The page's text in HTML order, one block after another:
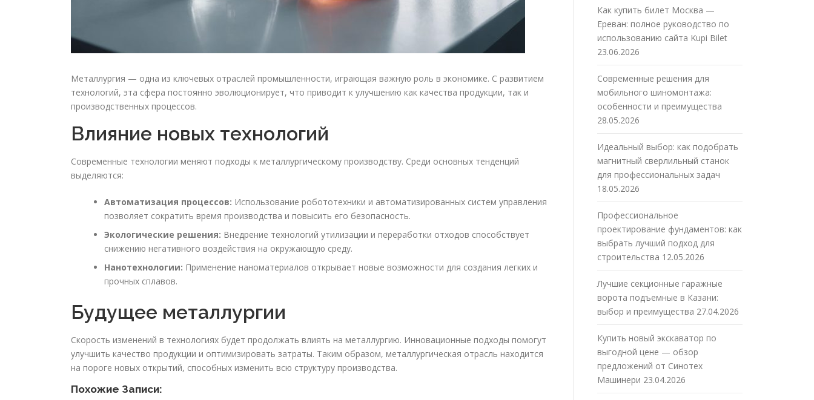
Металлургия — одна из ключевых отраслей промышленности, играющая важную роль в экономике. С развитием
технологий, эта сфера постоянно эволюционирует, что приводит к улучшению как качества продукции, так и
производственных процессов.
Влияние новых технологий
Современные технологии меняют подходы к металлургическому производству. Среди основных тенденций
выделяются:
Автоматизация процессов: Использование робототехники и автоматизированных систем управления
позволяет сократить время производства и повысить его безопасность.
Экологические решения: Внедрение технологий утилизации и переработки отходов способствует
снижению негативного воздействия на окружающую среду.
Нанотехнологии: Применение наноматериалов открывает новые возможности для создания легких и
прочных сплавов.
Будущее металлургии
Скорость изменений в технологиях будет продолжать влиять на металлургию. Инновационные подходы помогут
улучшить качество продукции и оптимизировать затраты. Таким образом, металлургическая отрасль находится
на пороге новых открытий, способных изменить всю структуру производства.
Похожие Записи:
Как купить билет Москва —
Ереван: полное руководство по
использованию сайта Kupi Bilet
23.06.2026
Современные решения для
мобильного шиномонтажа:
особенности и преимущества
28.05.2026
Идеальный выбор: как подобрать
магнитный сверлильный станок
для профессиональных задач
18.05.2026
Профессиональное
проектирование фундаментов: как
выбрать лучший подход для
строительства 12.05.2026
Лучшие секционные гаражные
ворота подъемные в Казани:
выбор и преимущества 27.04.2026
Купить новый экскаватор по
выгодной цене — обзор
предложений от Синотех
Машинери 23.04.2026